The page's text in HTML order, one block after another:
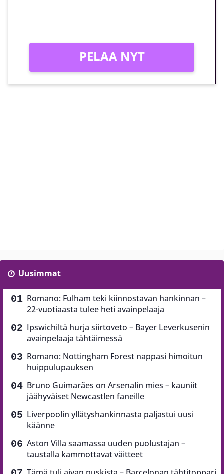
PELAA NYT
Uusimmat
Romano: Fulham teki kiinnostavan hankinnan –
22-vuotiaasta tulee heti avainpelaaja
Ipswichiltä hurja siirtoveto – Bayer Leverkusenin
avainpelaaja tähtäimessä
Romano: Nottingham Forest nappasi himoitun
huippulupauksen
Bruno Guimarães on Arsenalin mies – kauniit
jäähyväiset Newcastlen faneille
Liverpoolin yllätyshankinnasta paljastui uusi
käänne
Aston Villa saamassa uuden puolustajan –
taustalla kammottavat väitteet